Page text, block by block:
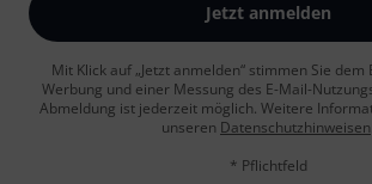
Jetzt anmelden
Mit Klick auf „Jetzt anmelden“ stimmen Sie dem
Werbung und einer Messung des E-Mail-
Abmeldung ist jederzeit möglich. Weitere
unseren Datenschutzhinweisen
* Pflichtfeld